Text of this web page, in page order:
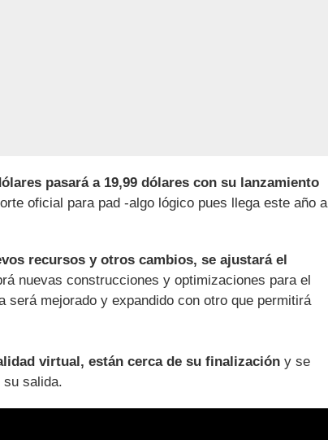
pasará a 19,99 dólares con su lanzamiento
oficial para pad -algo lógico pues llega este año a
recursos y otros cambios, se ajustará el
nuevas construcciones y optimizaciones para el
será mejorado y expandido con otro que permitirá
virtual, están cerca de su finalización y se
su salida.